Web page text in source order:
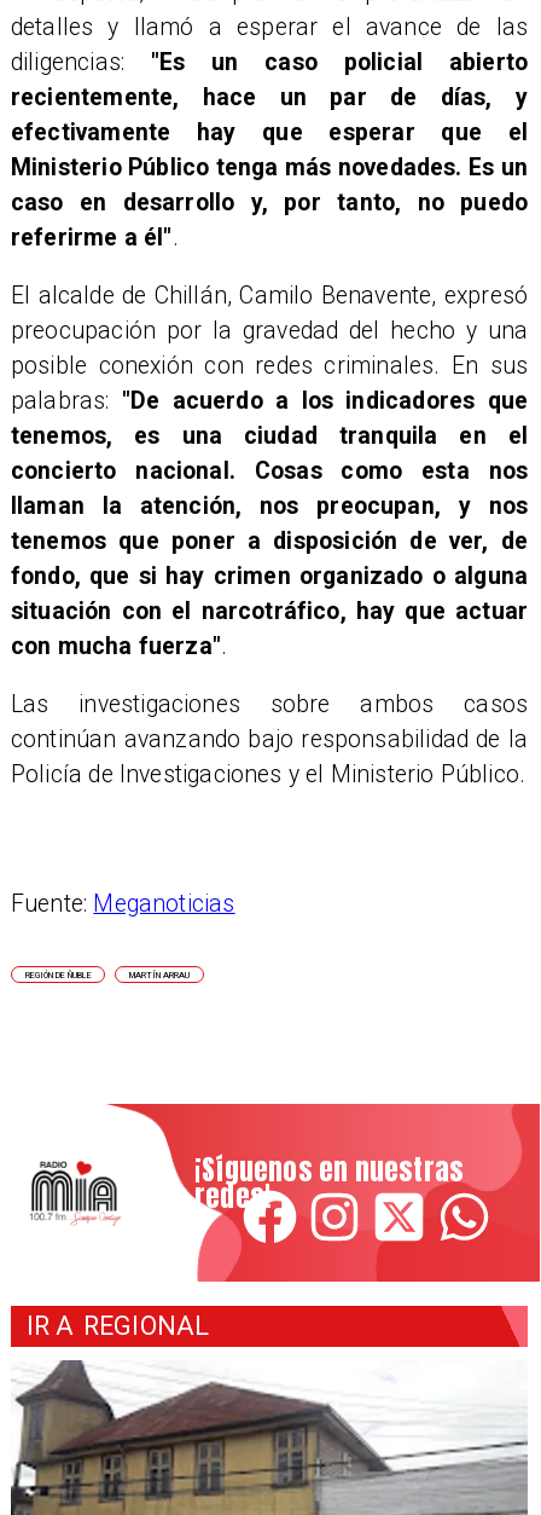
detalles y llamó a esperar el avance de las
diligencias: "Es un caso policial abierto
recientemente, hace un par de días, y
efectivamente hay que esperar que el
Ministerio Público tenga más novedades. Es un
caso en desarrollo y, por tanto, no puedo
referirme a él".
El alcalde de Chillán, Camilo Benavente, expresó
preocupación por la gravedad del hecho y una
posible conexión con redes criminales. En sus
palabras: "De acuerdo a los indicadores que
tenemos, es una ciudad tranquila en el
concierto nacional. Cosas como esta nos
llaman la atención, nos preocupan, y nos
tenemos que poner a disposición de ver, de
fondo, que si hay crimen organizado o alguna
situación con el narcotráfico, hay que actuar
con mucha fuerza".
Las investigaciones sobre ambos casos
continúan avanzando bajo responsabilidad de la
Policía de Investigaciones y el Ministerio Público.
Fuente: Meganoticias
REGIÓN DE ÑUBLE MARTÍN ARRAU
¡Síguenos en nuestras
redes!
IR A REGIONAL